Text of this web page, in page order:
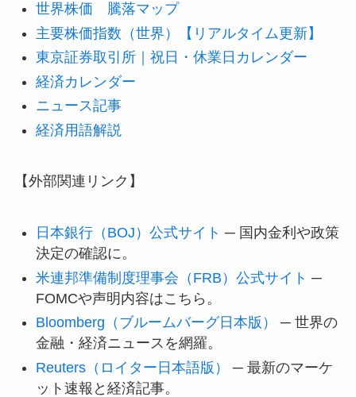
世界株価 騰落マップ
主要株価指数（世界）【リアルタイム更新】
東京証券取引所｜祝日・休業日カレンダー
経済カレンダー
ニュース記事
経済用語解説
【外部関連リンク】
日本銀行（BOJ）公式サイト ─ 国内金利や政策
決定の確認に。
米連邦準備制度理事会（FRB）公式サイト ─
FOMCや声明内容はこちら。
Bloomberg（ブルームバーグ日本版）
─ 世界の
金融・経済ニュースを網羅。
Reuters（ロイター日本語版）
─ 最新のマーケ
ット速報と経済記事。